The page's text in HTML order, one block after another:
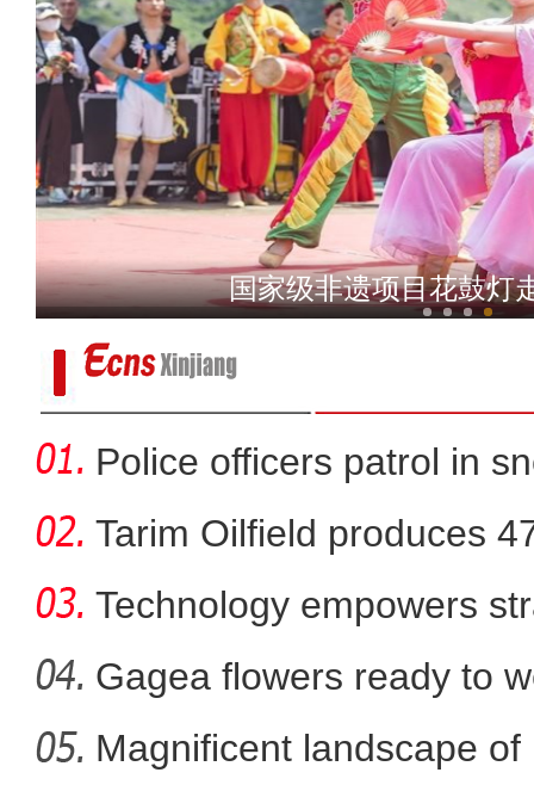
实拍新疆一万泉景
新疆兵团曲子戏：老
江布拉克 相约
Police officers patrol in
Tarim Oilfield produces
Technology empowers
Xi
Gagea flowers ready to
Nal
Magnificent landscape